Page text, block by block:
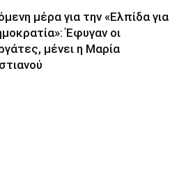
μέρα για την «Ελπίδα για
Έφυγαν οι
μένει η Μαρία